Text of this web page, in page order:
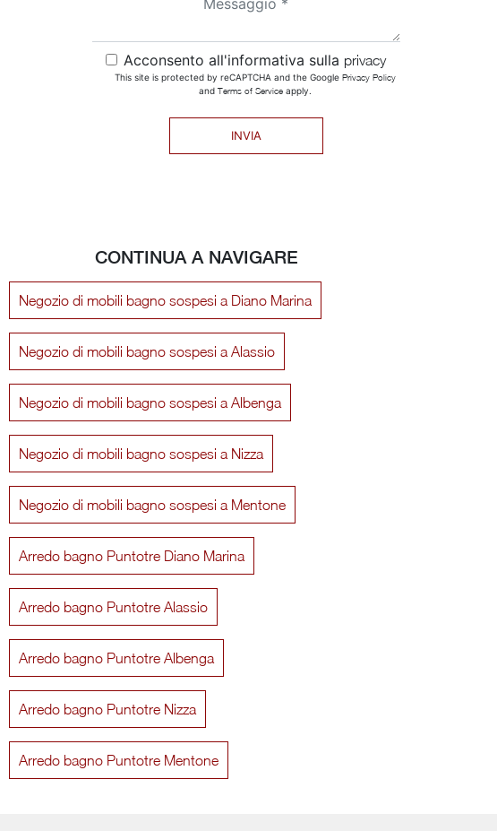
Acconsento all'informativa sulla privacy
This site is protected by reCAPTCHA and the Google Privacy Policy
and Terms of Serviceapply.
INVIA
Accademia 08
CONTINUA A NAVIGARE
Negozio di mobili bagno sospesi a Diano Marina
Negozio di mobili bagno sospesi a Alassio
Negozio di mobili bagno sospesi a Albenga
Negozio di mobili bagno sospesi a Nizza
Negozio di mobili bagno sospesi a Mentone
Arredo bagno Puntotre Diano Marina
Arredo bagno Puntotre Alassio
Arredo bagno Puntotre Albenga
Arredo bagno Puntotre Nizza
Arredo bagno Puntotre Mentone